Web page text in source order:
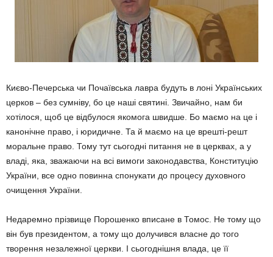
Києво-Печерська чи Почаївська лавра будуть в лоні Українських
церков – без сумні­ву, бо це наші святині. Звичайно, нам би
хотілося, щоб це відбулося якомога швидше. Бо маємо на це і
канонічне право, і юридич­не. Та й маємо на це врешті-решт
моральне право. Тому тут сьогодні питання не в цер­квах, а у
владі, яка, зважаючи на всі вимоги законодавства, Конституцію
України, все одно повинна спонукати до процесу духов­ного
очищення України.
Недаремно прізвище Порошенко вписане в Томос. Не тому що
він був президентом, а тому що долучився власне до того
творен­ня незалежної церкви. І сьогоднішня влада, це її